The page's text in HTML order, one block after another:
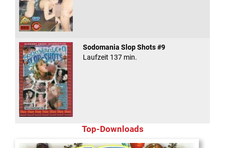
Sodomania Slop Shots #9
Laufzeit 137 min.
Top-Downloads